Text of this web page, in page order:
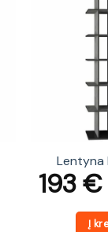
Lentyna
193€
Į